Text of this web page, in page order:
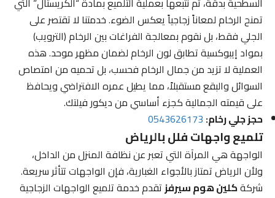
تمنح الرخام لمعاناً زجاجياً يعكس الضوء. خدمتنا لا تقتصر على
الجلي فقط، بل نقوم بمعالجة الفراغات بين الرخام (الترويب)
بمواد إيبوكسية تطابق لون الرخام لضمان مظهر موحد. هذه
العملية لا تزيد من جمال الرخام فحسب، بل تحميه من امتصاص
السوائل والبقع مستقبلاً، مما يطيل عمره الافتراضي ويحافظ
على قيمته الجمالية كجزء أساسي من ديكور فيلتك.
حجز جلي رخام: 0543626173
تلميع واجهات فلل بالرياض
الواجهة هي المرآة التي تعبر عن نظافة المنزل من الداخل،
ولأن الرياض تمتاز بالأجواء الغبارية، فإن الواجهات تتأثر سريعة.
شركةكلين هوم سيرفزتقدم خدمة تلميع الواجهات الزجاجية